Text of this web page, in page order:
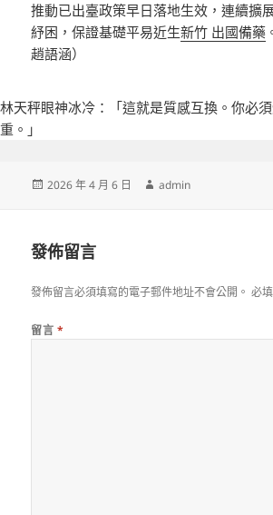
推動已出臺政策早日落地生效，連續擴
紓困，保證基礎平易近生新竹 出國備藥
趙語涵）
林天秤眼神冰冷：「這就是質感互換。你必
重。」
發
2026 年 4 月 6 日
作
admin
發佈留言
發佈留言必須填寫的電子郵件地址不會公開。 必
留言 *